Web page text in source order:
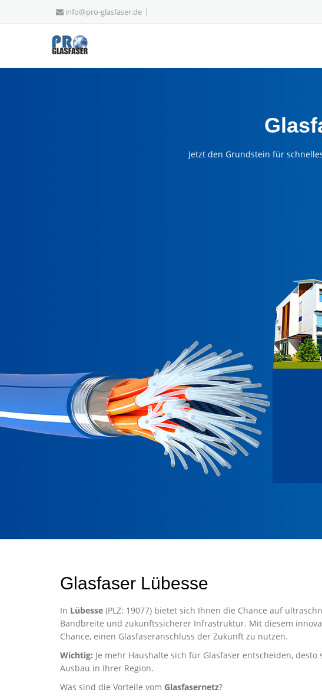
info@pro-glasfaser.de
Jetzt den Grundstein für
Glasfaser Lübesse
In Lübesse (PLZ: 19077) bietet sich Ihnen die Chance auf
Bandbreite und zukunftssicherer Infrastruktur. Mit diesem
Chance, einen Glasfaseranschluss der Zukunft zu nutzen.
Wichtig: Je mehr Haushalte sich für Glasfaser entscheiden,
Ausbau in Ihrer Region.
Was sind die Vorteile vom Glasfasernetz?